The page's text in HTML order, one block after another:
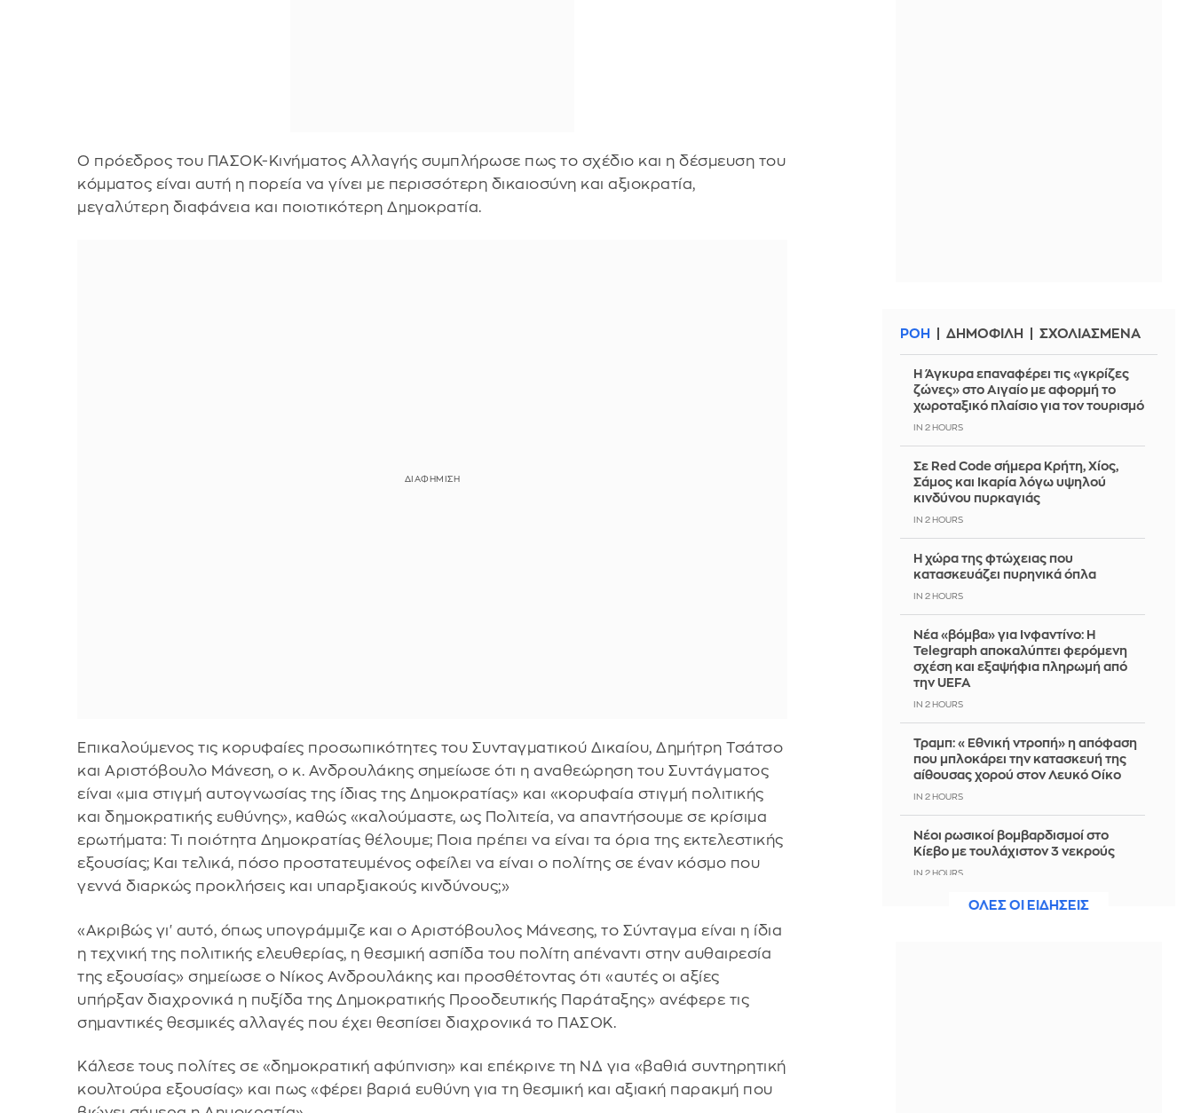
Ο πρόεδρος του ΠΑΣΟΚ-Κινήματος Αλλαγής συμπλήρωσε πως το σχέδιο και η δέσμευση του
κόμματος είναι αυτή η πορεία να γίνει με περισσότερη δικαιοσύνη και αξιοκρατία,
μεγαλύτερη διαφάνεια και ποιοτικότερη Δημοκρατία.
Επικαλούμενος τις κορυφαίες προσωπικότητες του Συνταγματικού Δικαίου, Δημήτρη Τσάτσο
και Αριστόβουλο Μάνεση, ο κ. Ανδρουλάκης σημείωσε ότι η αναθεώρηση του Συντάγματος
είναι «μια στιγμή αυτογνωσίας της ίδιας της Δημοκρατίας» και «κορυφαία στιγμή πολιτικής
και δημοκρατικής ευθύνης», καθώς «καλούμαστε, ως Πολιτεία, να απαντήσουμε σε κρίσιμα
ερωτήματα: Τι ποιότητα Δημοκρατίας θέλουμε; Ποια πρέπει να είναι τα όρια της εκτελεστικής
εξουσίας; Και τελικά, πόσο προστατευμένος οφείλει να είναι ο πολίτης σε έναν κόσμο που
γεννά διαρκώς προκλήσεις και υπαρξιακούς κινδύνους;»
«Ακριβώς γι' αυτό, όπως υπογράμμιζε και ο Αριστόβουλος Μάνεσης, το Σύνταγμα είναι η ίδια
η τεχνική της πολιτικής ελευθερίας, η θεσμική ασπίδα του πολίτη απέναντι στην αυθαιρεσία
της εξουσίας» σημείωσε ο Νίκος Ανδρουλάκης και προσθέτοντας ότι «αυτές οι αξίες
υπήρξαν διαχρονικά η πυξίδα της Δημοκρατικής Προοδευτικής Παράταξης» ανέφερε τις
σημαντικές θεσμικές αλλαγές που έχει θεσπίσει διαχρονικά το ΠΑΣΟΚ.
Κάλεσε τους πολίτες σε «δημοκρατική αφύπνιση» και επέκρινε τη ΝΔ για «βαθιά συντηρητική
κουλτούρα εξουσίας» και πως «φέρει βαριά ευθύνη για τη θεσμική και αξιακή παρακμή που
ΡΟΗ ΔΗΜΟΦΙΛΗ ΣΧΟΛΙΑΣΜΕΝΑ
Η Άγκυρα επαναφέρει τις «γκρίζες
ζώνες» στο Αιγαίο με αφορμή το
χωροταξικό πλαίσιο για τον τουρισμό
IN 2 HOURS
Σε Red Code σήμερα Κρήτη, Χίος,
Σάμος και Ικαρία λόγω υψηλού
κινδύνου πυρκαγιάς
IN 2 HOURS
Η χώρα της φτώχειας που
κατασκευάζει πυρηνικά όπλα
IN 2 HOURS
Νέα «βόμβα» για Ινφαντίνο: Η
Telegraph αποκαλύπτει φερόμενη
σχέση και εξαψήφια πληρωμή από
την UEFA
IN 2 HOURS
Τραμπ: «Εθνική ντροπή» η απόφαση
που μπλοκάρει την κατασκευή της
αίθουσας χορού στον Λευκό Οίκο
IN 2 HOURS
Νέοι ρωσικοί βομβαρδισμοί στο
Κίεβο με τουλάχιστον 3 νεκρούς
IN 2 HOURS
«Δώρο» Τραμπ στον νέο πρόεδρο της
ΟΛΕΣ ΟΙ ΕΙΔΗΣΕΙΣ